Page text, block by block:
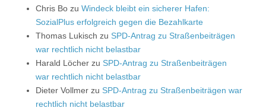
Chris Bo zu Windeck bleibt ein sicherer Hafen:
SozialPlus erfolgreich gegen die Bezahlkarte
Thomas Lukisch zu SPD-Antrag zu Straßenbeiträgen
war rechtlich nicht belastbar
Harald Löcher zu SPD-Antrag zu Straßenbeiträgen
war rechtlich nicht belastbar
Dieter Vollmer zu SPD-Antrag zu Straßenbeiträgen war
rechtlich nicht belastbar